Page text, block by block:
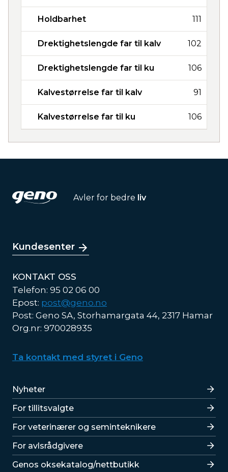
Holdbarhet 111
Drektighetslengde far til kalv 102
Drektighetslengde far til ku 106
Kalvestørrelse far til kalv 91
Kalvestørrelse far til ku 106
Avler for bedre liv
Kundesenter
KONTAKT OSS
Telefon: 95 02 06 00
Epost: post@geno.no
Post: Geno SA, Storhamargata 44, 2317 Hamar
Org.nr: 970028935
Ta kontakt med styret i Geno
Lenker
Nyheter
For tillitsvalgte
For veterinærer og seminteknikere
For avlsrådgivere
Lenker
Genos oksekatalog/nettbutikk